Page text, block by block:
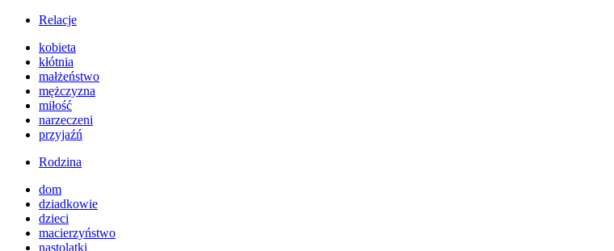
Relacje
kobieta
kłótnia
małżeństwo
mężczyzna
miłość
narzeczeni
przyjaźń
Rodzina
dom
dziadkowie
dzieci
macierzyństwo
nastolatki